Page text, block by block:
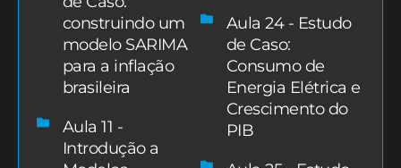
construindo um
modelo SARIMA
para a inflação
brasileira
Aula 11 -
Introdução a
Aula 24 - Estudo
de Caso:
Consumo de
Energia Elétrica e
Crescimento do
PIB